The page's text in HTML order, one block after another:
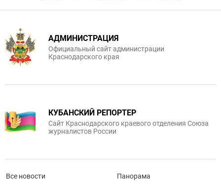
АДМИНИСТРАЦИЯ
Официальный сайт администрации
Краснодарского края
КУБАНСКИЙ РЕПОРТЕР
Сайт Краснодарского краевого отделения Союза
журналистов России
Все новости Панорама